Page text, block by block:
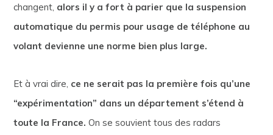
changent, alors il y a fort à parier que la suspension
automatique du permis pour usage de téléphone au
volant devienne une norme bien plus large.
Et à vrai dire, ce ne serait pas la première fois qu’une
“expérimentation” dans un département s’étend à
toute la France. On se souvient tous des radars